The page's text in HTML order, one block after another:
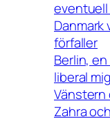
eventuell
Danmark
förfaller
Berlin,
liberal
Vänstern
Zahra